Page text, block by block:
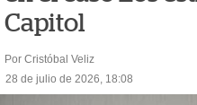
Capitol
Por Cristóbal Veliz
28 de julio de 2026, 18:08